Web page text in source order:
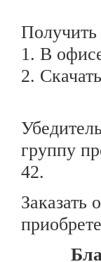
1. В
2.
группу
42.
Заказать